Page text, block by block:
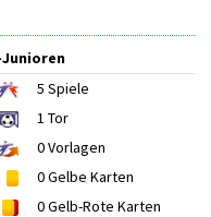
Junioren
5 Spiele
1 Tor
0Vorlagen
0Gelbe Karten
0Gelb-Rote Karten